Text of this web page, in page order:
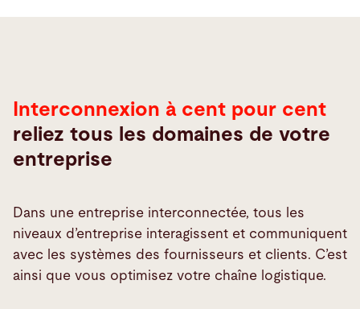
Interconnexion à cent pour cent
reliez tous les domaines de votre
entreprise
Dans une entreprise interconnectée, tous les
niveaux d’entreprise interagissent et communiquent
avec les systèmes des fournisseurs et clients. C’est
ainsi que vous optimisez votre chaîne logistique.